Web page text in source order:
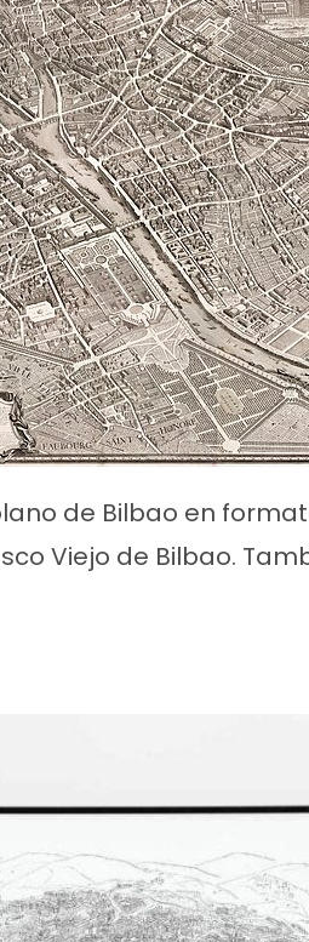
de Bilbao en
Viejo de Bilbao.